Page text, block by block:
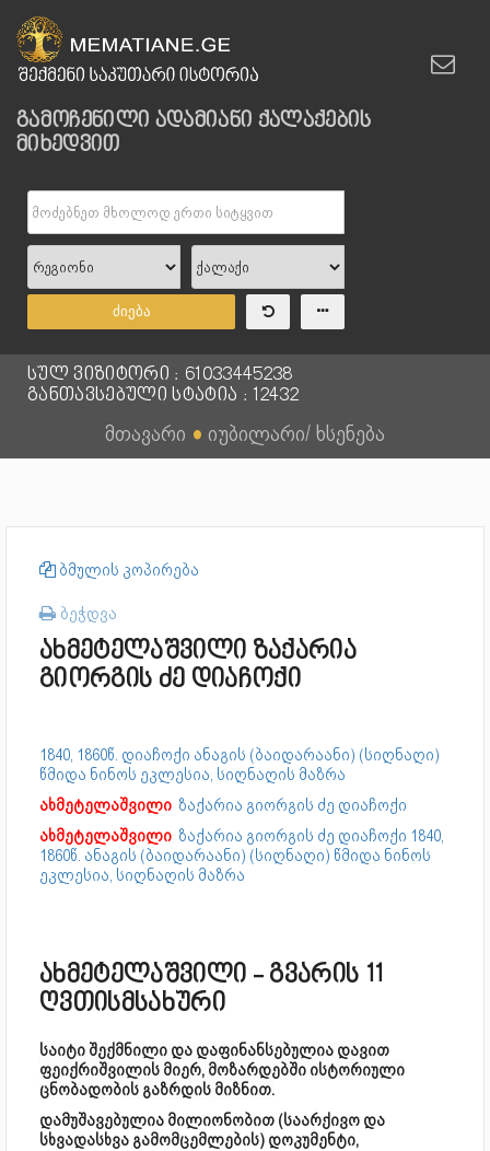
გამოჩენილი ადამიანი ქალაქების
მიხედვით
ძიება
სულ ვიზიტორი : 61033445238
განთავსებული სტატია : 12432
მთავარი ● იუბილარი/ ხსენება
ბმულის კოპირება
ბეჭდვა
ახმეტელაშვილი ზაქარია
გიორგის ძე დიაჩოქი
1840, 1860წ. დიაჩოქი ანაგის (ბაიდარაანი) (სიღნაღი)
წმიდა ნინოს ეკლესია, სიღნაღის მაზრა
ახმეტელაშვილი ზაქარია გიორგის ძე დიაჩოქი
ახმეტელაშვილი ზაქარია გიორგის ძე დიაჩოქი 1840,
1860წ. ანაგის (ბაიდარაანი) (სიღნაღი) წმიდა ნინოს
ეკლესია, სიღნაღის მაზრა
ახმეტელაშვილი - გვარის 11
ღვთისმსახური
საიტი შექმნილი და დაფინანსებულია დავით
ფეიქრიშვილის მიერ, მოზარდებში ისტორიული
ცნობადობის გაზრდის მიზნით.
დამუშავებულია მილიონობით (საარქივო და
სხვადასხვა გამომცემლების) დოკუმენტი,